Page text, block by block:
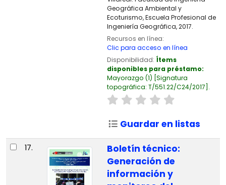
Geográfica Ambiental y
Ecoturismo, Escuela Profesional de
Ingeniería Geográfica, 2017.
Recursos en línea:
Clic para acceso en línea
Disponibilidad: Ítems
disponibles para préstamo:
Mayorazgo (1) Signatura
topográfica: T/551.22/C24/2017 .
Guardar en listas
17.
Boletín técnico:
Generación de
información y